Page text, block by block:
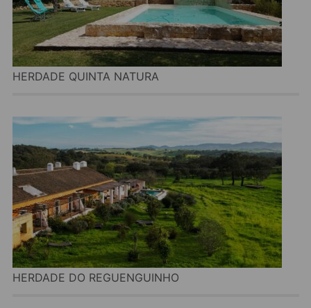
HERDADE QUINTA NATURA
HERDADE DO REGUENGUINHO